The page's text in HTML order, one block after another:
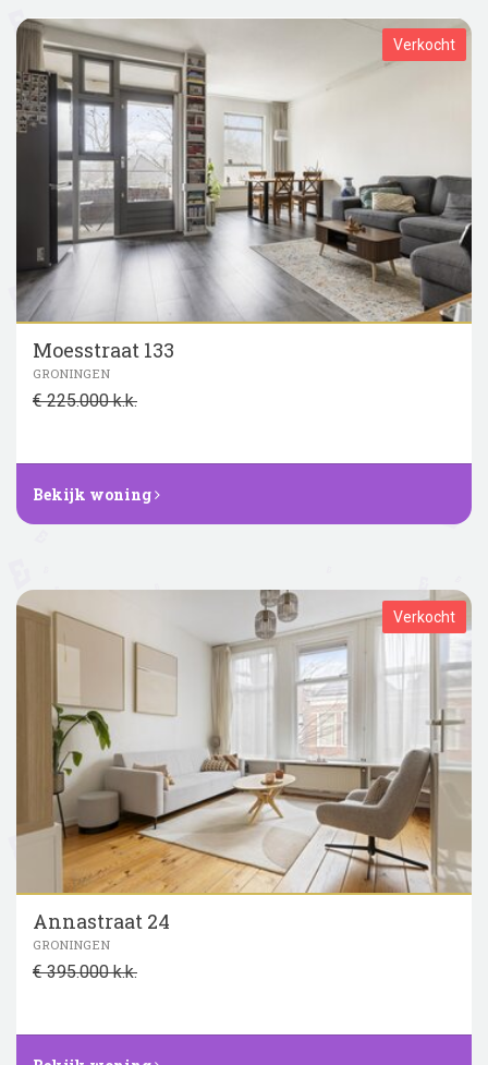
Verkocht
Moesstraat 133
GRONINGEN
€ 225.000 k.k.
Bekijk woning
Verkocht
Annastraat 24
GRONINGEN
€ 395.000 k.k.